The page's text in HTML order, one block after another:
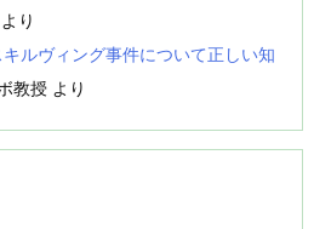
より
ルヴィング事件について正しい知
教授 より